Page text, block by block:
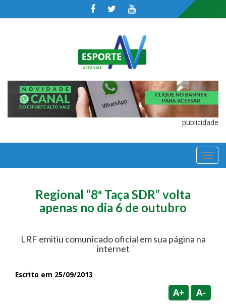
publicidade
Regional “8ª Taça SDR” volta
apenas no dia 6 de outubro
LRF emitiu comunicado oficial em sua página na
internet
Escrito em 25/09/2013
A+ A-